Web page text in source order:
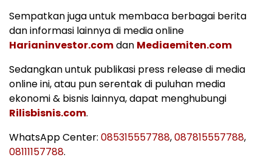
Sempatkan juga untuk membaca berbagai berita
dan informasi lainnya di media online
Harianinvestor.comdan Mediaemiten.com
Sedangkan untuk publikasi press release di media
online ini, atau pun serentak di puluhan media
ekonomi & bisnis lainnya, dapat menghubungi
Rilisbisnis.com.
WhatsApp Center: 085315557788,087815557788,
08111157788.